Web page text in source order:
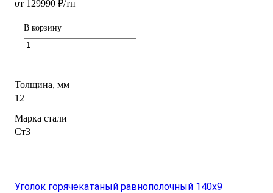
от 129990 ₽/тн
В корзину
Толщина, мм
12
Марка стали
Ст3
Уголок горячекатаный равнополочный 140х9